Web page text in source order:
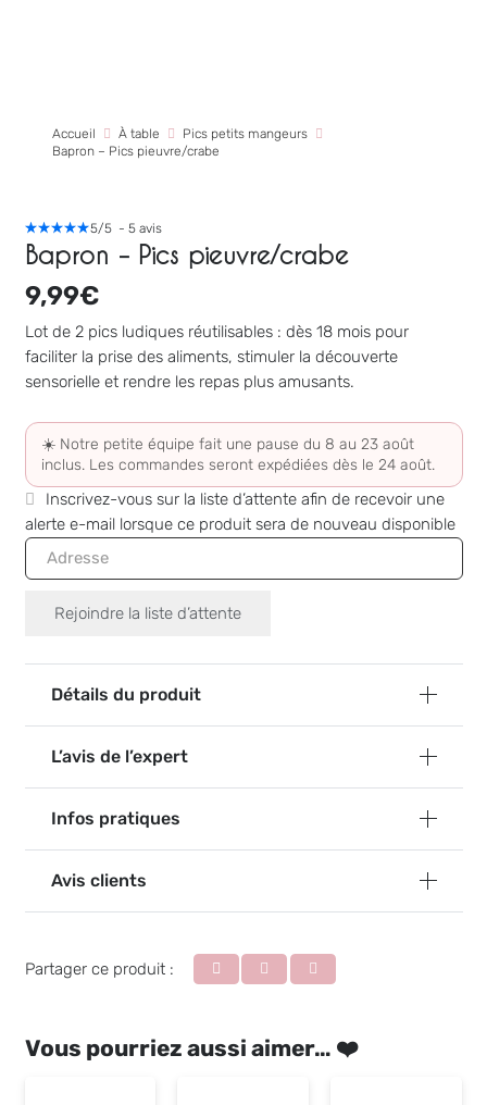
Accueil À table
Pics petits mangeurs
Bapron – Pics pieuvre/crabe
5/5 - 5 avis
Bapron – Pics pieuvre/crabe
9,99€
Lot de 2 pics ludiques réutilisables : dès 18 mois pour
faciliter la prise des aliments, stimuler la découverte
sensorielle et rendre les repas plus amusants.
☀️ Notre petite équipe fait une pause du 8 au 23 août
inclus. Les commandes seront expédiées dès le 24 août.
Inscrivez-vous sur la liste d’attente afin de recevoir une
alerte e-mail lorsque ce produit sera de nouveau disponible
Entrez
votre
joindre
la
produit
Rejoindre la liste d’attente
Détails du produit
L’avis de l’expert
Infos pratiques
Avis clients
Partager ce produit :
Vous pourriez aussi aimer… ❤️